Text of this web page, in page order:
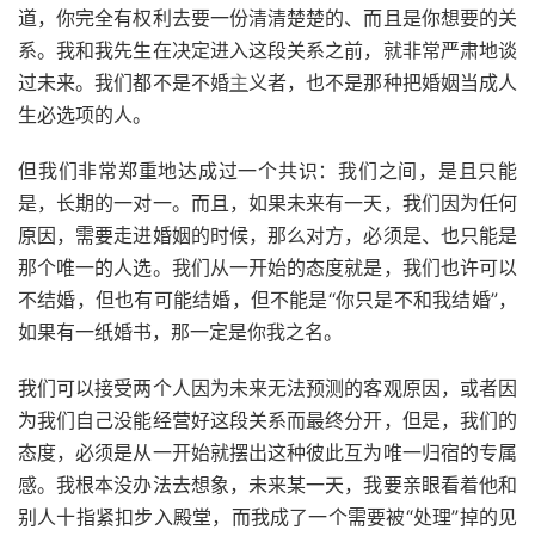
道，你完全有权利去要一份清清楚楚的、而且是你想要的关
系。我和我先生在决定进入这段关系之前，就非常严肃地谈
过未来。我们都不是不婚主义者，也不是那种把婚姻当成人
生必选项的人。
但我们非常郑重地达成过一个共识：我们之间，是且只能
是，长期的一对一。而且，如果未来有一天，我们因为任何
原因，需要走进婚姻的时候，那么对方，必须是、也只能是
那个唯一的人选。我们从一开始的态度就是，我们也许可以
不结婚，但也有可能结婚，但不能是“你只是不和我结婚”，
如果有一纸婚书，那一定是你我之名。
我们可以接受两个人因为未来无法预测的客观原因，或者因
为我们自己没能经营好这段关系而最终分开，但是，我们的
态度，必须是从一开始就摆出这种彼此互为唯一归宿的专属
感。我根本没办法去想象，未来某一天，我要亲眼看着他和
别人十指紧扣步入殿堂，而我成了一个需要被“处理”掉的见